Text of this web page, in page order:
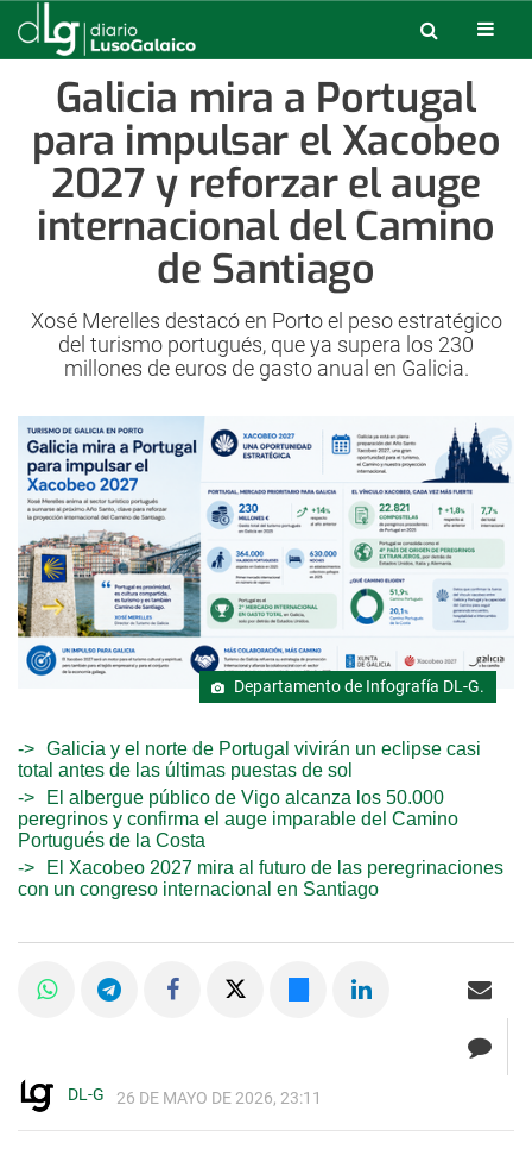
Galicia mira a Portugal
para impulsar el Xacobeo
2027 y reforzar el auge
internacional del Camino
de Santiago
Xosé Merelles destacó en Porto el peso estratégico
del turismo portugués, que ya supera los 230
millones de euros de gasto anual en Galicia.
Departamento de Infografía DL-G.
Galicia y el norte de Portugal vivirán un eclipse casi
total antes de las últimas puestas de sol
El albergue público de Vigo alcanza los 50.000
peregrinos y confirma el auge imparable del Camino
Portugués de la Costa
El Xacobeo 2027 mira al futuro de las peregrinaciones
con un congreso internacional en Santiago
DL-G 26 DE MAYO DE 2026, 23:11